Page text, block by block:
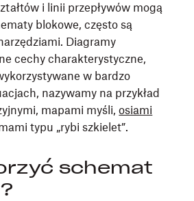
i linii przepływów mogą
blokowe, często są
Diagramy
cechy charakterystyczne,
w bardzo
nazywamy na przykład
mapami myśli,osiami
typu „rybi szkielet”.
schemat